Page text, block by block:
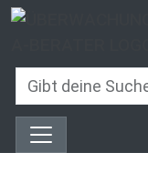
Direkt zum Inhalt